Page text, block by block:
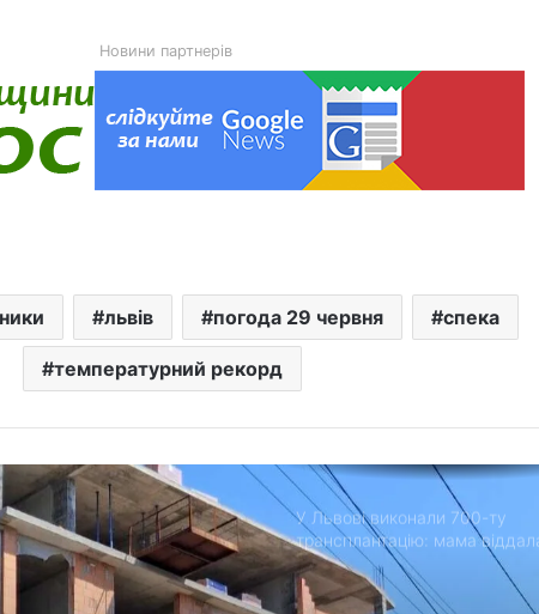
Новини партнерів
львів погода 29 червня спека
температурний рекорд
45-та окрема артилерійська
ЗСУ імені генерала Мирона
Тарнавського відзначає 10-
У Львові відкрили новий
“Поки дозволяє здоров’я –
залишатимусь у строю”:
прикордонника Ярослава з 7
мораторій на
У Львові виконали 700-ту
трансплантацію: мама
27-річному синові